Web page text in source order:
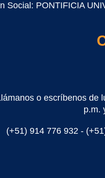
Social: PONTIFICIA
o escríbenos de
p.m.
(+51) 914 776 932 -